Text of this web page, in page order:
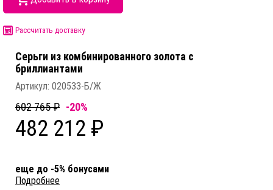
Рассчитать доставку
Серьги из комбинированного золота c
бриллиантами
Артикул: 020533-Б/Ж
602 765 ₽ -20%
482 212 ₽
еще до -5% бонусами
Подробнее